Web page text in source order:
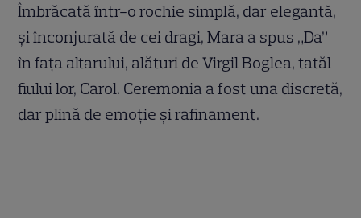
Îmbrăcată într-o rochie simplă, dar elegantă,
și înconjurată de cei dragi, Mara a spus „Da”
în fața altarului, alături de Virgil Boglea, tatăl
fiului lor, Carol. Ceremonia a fost una discretă,
dar plină de emoție și rafinament.